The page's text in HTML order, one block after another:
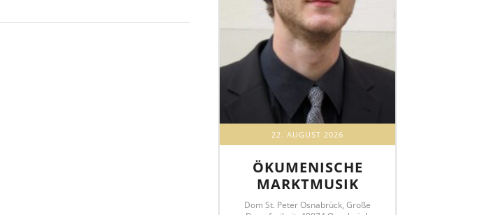
22. AUGUST 2026
ÖKUMENISCHE
MARKTMUSIK
Dom St. Peter Osnabrück, Große